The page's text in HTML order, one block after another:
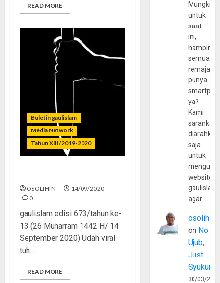
READ MORE
Buletin gaulislam
Media Network
Tahun XIII/2019-2020
OSOLIHIN
14/09/2020
0
gaulislam edisi 673/tahun ke-
13 (26 Muharram 1442 H/ 14
September 2020) Udah viral
tuh...
READ MORE
Mungkin
untuk
saat
ini,
hampir
semua
remaja
punya
ya?
Kami
sarankan,
diarahkan
saja
untuk
website
agar…
osolihin
on No
Ujub,
Just
Syukur
30/03/